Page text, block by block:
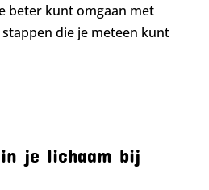
beter kunt omgaan met
die je meteen kunt
je lichaam bij